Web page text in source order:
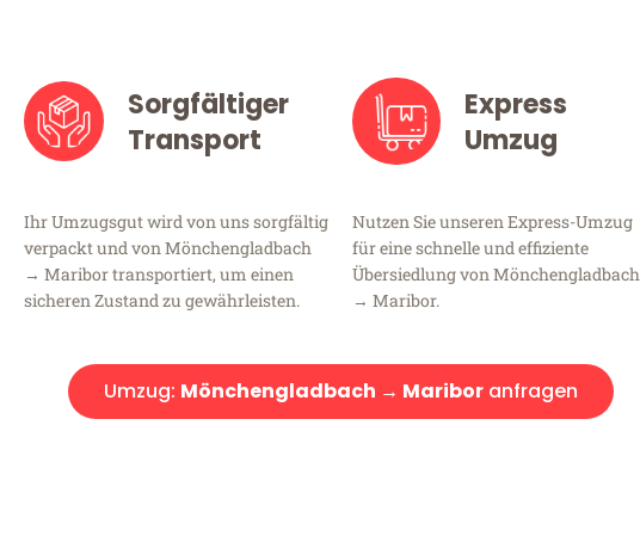
Sorgfältiger
Transport
Ihr Umzugsgut wird von uns sorgfältig
verpackt und von Mönchengladbach
→ Maribor transportiert, um einen
sicheren Zustand zu gewährleisten.
Express
Umzug
Nutzen Sie unseren Express-Umzug
für eine schnelle und effiziente
Übersiedlung von Mönchengladbach
→ Maribor.
Umzug: Mönchengladbach → Mariboranfragen